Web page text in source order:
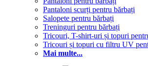
Pantaloni scurți pentru bărbați
Salopete pentru bărbați
Treninguri pentru bărbați
Tricouri, T-shirt-uri și topuri
Tricouri și topuri cu filtru UV
Mai multe...